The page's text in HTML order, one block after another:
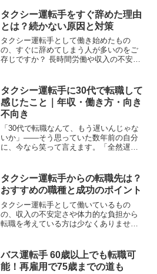
せる職種です。 本記事では、バス運転手
の学歴条件や新卒採用...
タクシー運転手をすぐ辞めた理由
とは？続かない原因と対策
タクシー運転手として働き始めたもの
の、すぐに辞めてしまう人が多いのをご
存じですか？ 長時間労働や収入の不安定
は、タクシー運転手をすぐ辞めた人たち
の実際の声をもとに、その...
タクシー運転手に30代で転職して
感じたこと｜年収・働き方・向き
不向き
「30代で転職なんて、もう遅いんじゃな
いか」――そう思っていた数年前の自分
に、今なら笑って言えます。「全然遅く
のは、免許と健康と、少しの好奇心。そ
れだけで、見える景色が...
タクシー運転手からの転職先は？
おすすめの職種と成功のポイント
タクシー運転手として働いているもの
の、収入の不安定さや体力的な負担から
転職を考えている方は少なくありませ
か？ 本記事では、タクシー運転手の経験
を活かせる職種や、筆者自...
バス運転手 60歳以上でも転職可
能！再雇用で75歳までの道も